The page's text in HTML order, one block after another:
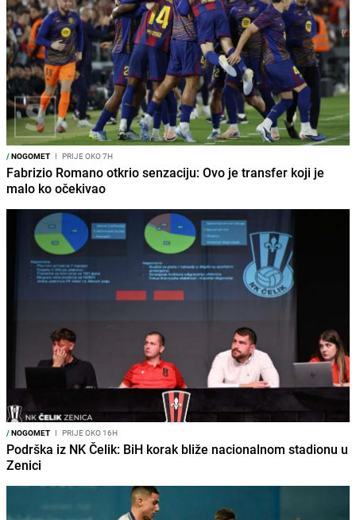
/NOGOMET I PRIJE OKO 7H
Fabrizio Romano otkrio senzaciju: Ovo je transfer koji je
malo ko očekivao
/NOGOMET I PRIJE OKO 16H
Podrška iz NK Čelik: BiH korak bliže nacionalnom stadionu u
Zenici